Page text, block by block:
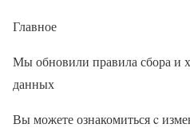
Главное
Мы обновили правила сбора и
данных
Вы можете ознакомиться c